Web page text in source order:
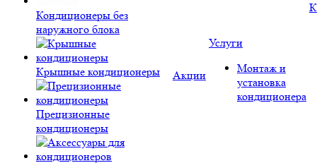
Кондиционеры без
наружного блока
Крышные кондиционеры
Прецизионные
кондиционеры
Акции
Услуги
Монтаж и
установка
кондиционера